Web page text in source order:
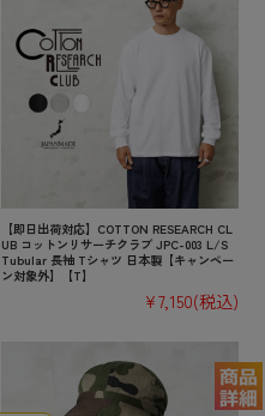
【即日出荷対応】COTTON RESEARCH CL
UB コットンリサーチクラブ JPC-003 L/S
Tubular 長袖 Tシャツ 日本製【キャンペー
ン対象外】【T】
¥7,150(税込)